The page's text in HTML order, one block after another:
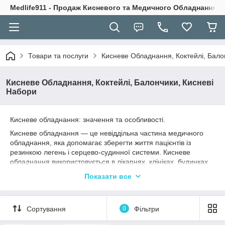
Medlife911 - Продаж Кисневого та Медичного Обладнання
Товари та послуги Кисневе Обладнання, Коктейлі,
Кисневе Обладнання, Коктейлі, Балончики, Кисневі
Набори
Кисневе обладнання: значення та особливості.
Кисневе обладнання — це невіддільна частина медичного
обладнання, яка допомагає зберегти життя пацієнтів із
резинкою легень і серцево-судинної системи. Кисневе
обладнання використовується в лікарнях, клініках, будинках
вимагають достатньої кількості кисню для пацієнтів. Це
можуть бути кисневі концентратори, балони з киснем,
генератори та компресори для доставки кисню, апарати для
штучного дихання легень та інші пристрої.
Показати все
Сортування 0 Фільтри